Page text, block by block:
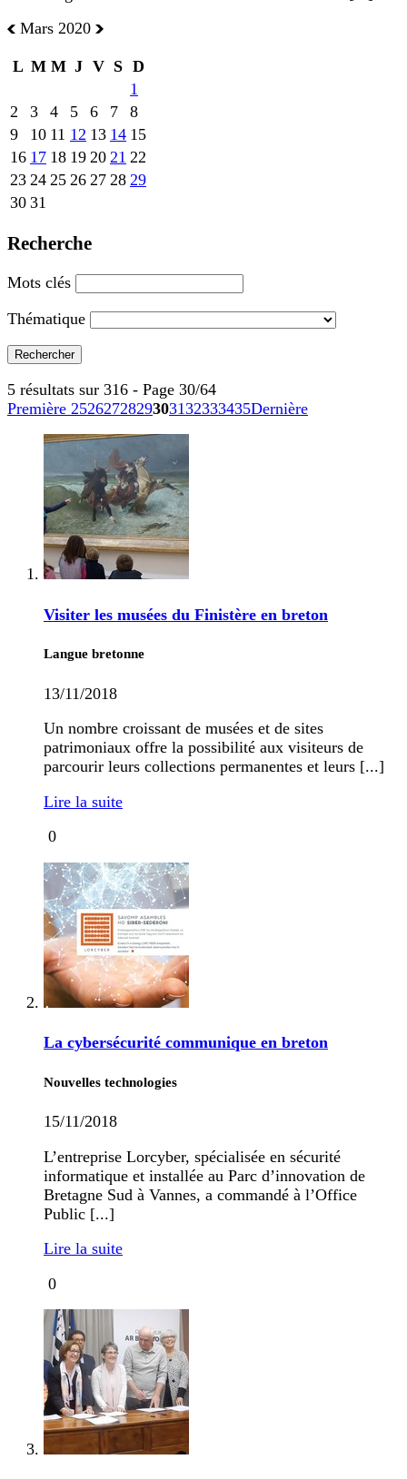
Mars 2020
L M M J V S D
1
2
3 4 5 6 7
8
9
10 11 12 13 14 15
16 17 18 19 20 21 22
23 24 25 26 27 28 29
30 31
Recherche
Mots clés
Thématique
5 résultats sur 316 - Page 30/64
Première 2526272829303132333435Dernière
Visiter les musées du Finistère en breton
Langue bretonne
13/11/2018
Un nombre croissant de musées et de sites
patrimoniaux offre la possibilité aux visiteurs de
parcourir leurs collections permanentes et leurs [...]
Lire la suite
0
La cybersécurité communique en breton
Nouvelles technologies
15/11/2018
L’entreprise Lorcyber, spécialisée en sécurité
informatique et installée au Parc d’innovation de
Bretagne Sud à Vannes, a commandé à l’Office
Public [...]
Lire la suite
0